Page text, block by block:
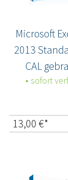
Microsoft
2013
CAL
sofort
13,00 €*